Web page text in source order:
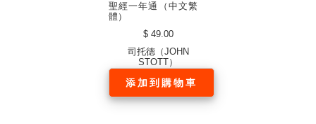
聖經一年通（中文繁
體）
$ 49.00
司托德（JOHN
STOTT）
添加到購物車